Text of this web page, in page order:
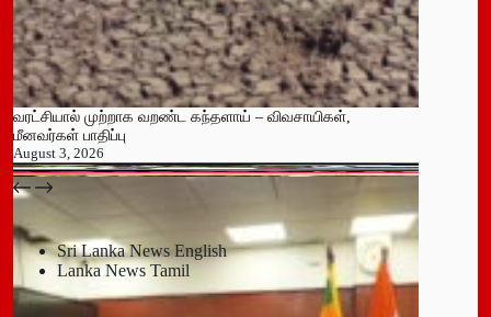
வரட்சியால் முற்றாக வறண்ட கந்தளாய் – விவசாயிகள்,
மீனவர்கள் பாதிப்பு
August 3, 2026
பதுளை மாநகர சபையின் NPP உறுப்பினர் திடீர் ராஜினாமா!
July 14, 2026
Sri Lanka News English
Lanka News Tamil